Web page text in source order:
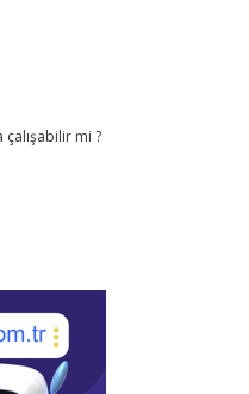
çalışabilir mi ?